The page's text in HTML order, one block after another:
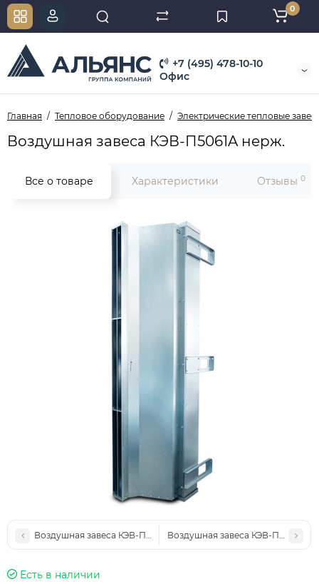
+7 (495) 478-10-10
Офис
0
Главная Тепловое оборудование Электрические тепловые
Воздушная завеса КЭВ-П5061A нерж.
Все о товаре Характеристики Отзывы 0
Воздушная завеса КЭВ-П5132 Воздушная завеса КЭВ-П7154A
Есть в наличии